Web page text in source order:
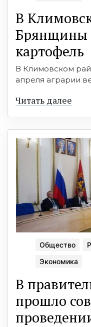
В
Брянщины
картофель
В Климовском
апреля аграрии
Читать далее
Общество
Экономика
В
прошло